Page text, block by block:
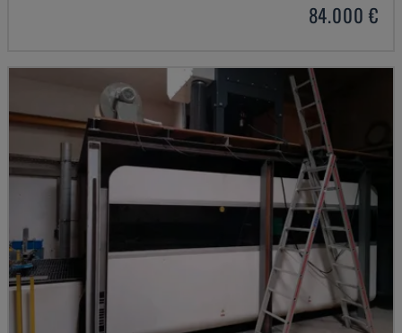
84.000 €